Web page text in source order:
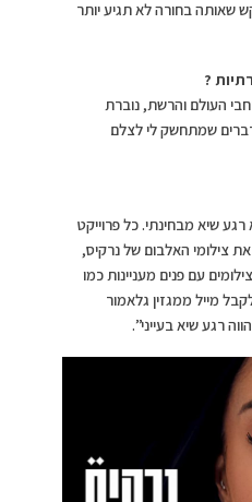
שאותה בחורה לא תגיע יותר
?
העולם והרשת, נוברת
שמתחשק לי לצלם
שיא מבחינתי. כל פרוייקט
צילומי האלבום של נרקיס,
עם פנים מעניינות כמו
מייל ממגזין גלאמור
רגע שיא בעייני”.